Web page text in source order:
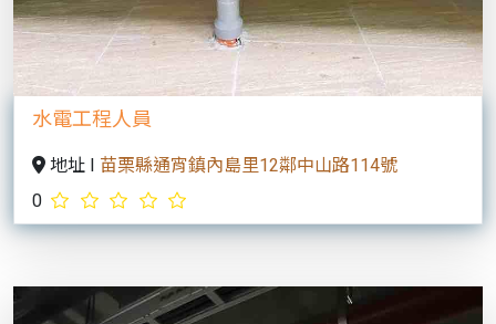
Previous Next